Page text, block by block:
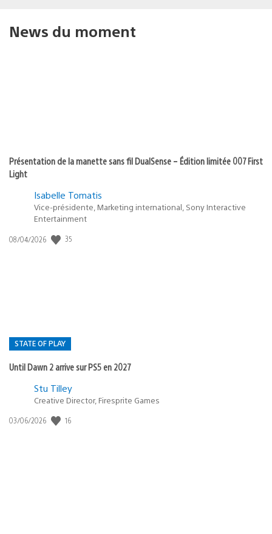
News du moment
Présentation de la manette sans fil DualSense – Édition limitée 007 First
Light
Isabelle Tomatis
Vice-présidente, Marketing international, Sony Interactive
Entertainment
Date
08/04/2026 35
STATE OF PLAY
Until Dawn 2 arrive sur PS5 en 2027
Postée
:
Stu Tilley
Creative Director, Firesprite Games
Date
03/06/2026 16